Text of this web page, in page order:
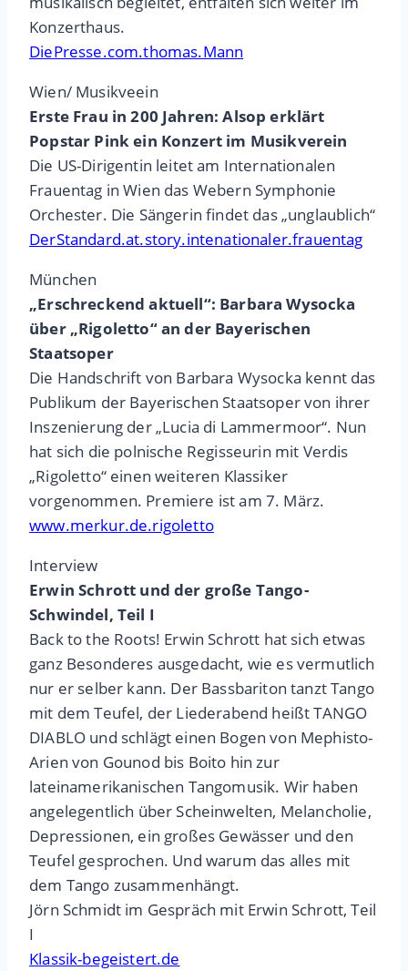
Konzerthaus.
DiePresse.com.thomas.Mann
Wien/ Musikveein
Erste Frau in 200 Jahren: Alsop erklärt
Popstar Pink ein Konzert im Musikverein
Die US-Dirigentin leitet am Internationalen
Frauentag in Wien das Webern Symphonie
Orchester. Die Sängerin findet das „unglaublich“
DerStandard.at.story.intenationaler.frauentag
München
„Erschreckend aktuell“: Barbara Wysocka
über „Rigoletto“ an der Bayerischen
Staatsoper
Die Handschrift von Barbara Wysocka kennt das
Publikum der Bayerischen Staatsoper von ihrer
Inszenierung der „Lucia di Lammermoor“. Nun
hat sich die polnische Regisseurin mit Verdis
„Rigoletto“ einen weiteren Klassiker
vorgenommen. Premiere ist am 7. März.
www.merkur.de.rigoletto
Interview
Erwin Schrott und der große Tango-
Schwindel, Teil I
Back to the Roots! Erwin Schrott hat sich etwas
ganz Besonderes ausgedacht, wie es vermutlich
nur er selber kann. Der Bassbariton tanzt Tango
mit dem Teufel, der Liederabend heißt TANGO
DIABLO und schlägt einen Bogen von Mephisto-
Arien von Gounod bis Boito hin zur
lateinamerikanischen Tangomusik. Wir haben
angelegentlich über Scheinwelten, Melancholie,
Depressionen, ein großes Gewässer und den
Teufel gesprochen. Und warum das alles mit
dem Tango zusammenhängt.
Jörn Schmidt im Gespräch mit Erwin Schrott, Teil
I
Klassik-begeistert.de